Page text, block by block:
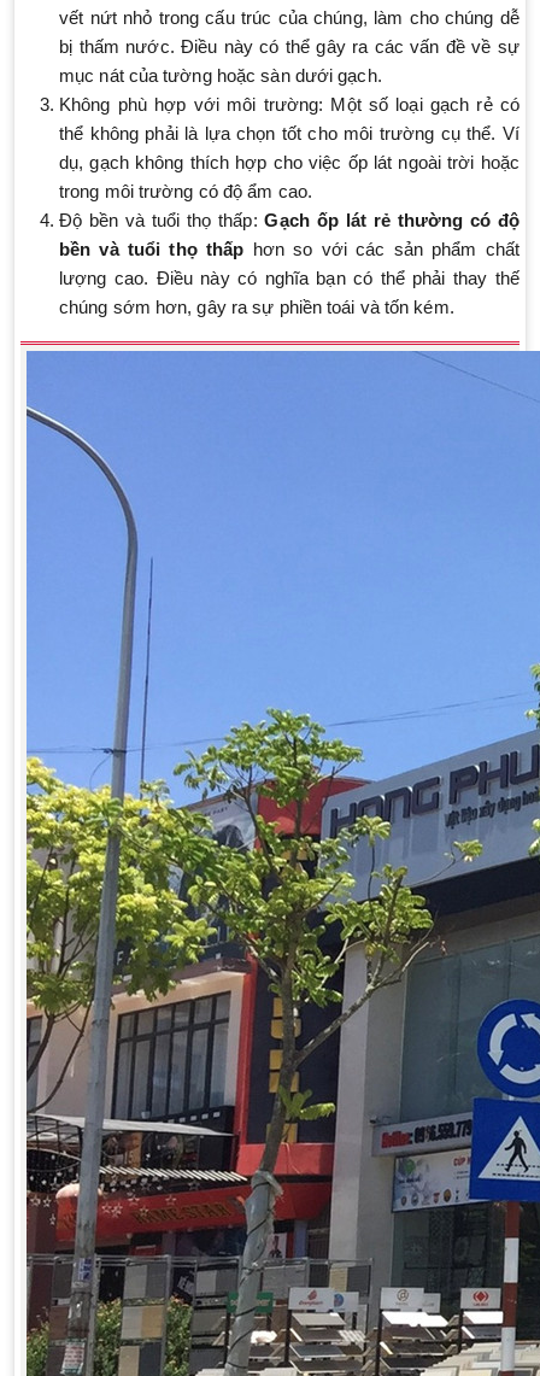
vết nứt nhỏ trong cấu trúc của chúng, làm cho chúng dễ
bị thấm nước. Điều này có thể gây ra các vấn đề về sự
mục nát của tường hoặc sàn dưới gạch.
Không phù hợp với môi trường: Một số loại gạch rẻ có
thể không phải là lựa chọn tốt cho môi trường cụ thể. Ví
dụ, gạch không thích hợp cho việc ốp lát ngoài trời hoặc
trong môi trường có độ ẩm cao.
Độ bền và tuổi thọ thấp:Gạch ốp lát rẻ thường có độ
bền và tuổi thọ thấp hơn so với các sản phẩm chất
lượng cao. Điều này có nghĩa bạn có thể phải thay thế
chúng sớm hơn, gây ra sự phiền toái và tốn kém.